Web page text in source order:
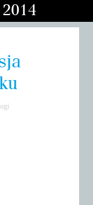
lehele